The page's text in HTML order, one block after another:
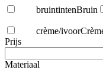
bruintintenBruin
crème/ivoor
Prijs
Materiaal